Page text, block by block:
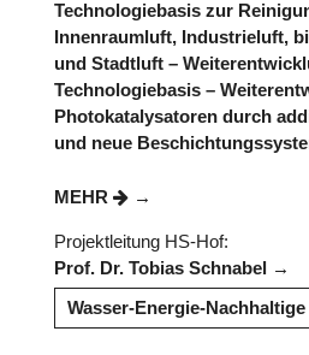
Technologiebasis zur
Innenraumluft, Industrieluft,
und Stadtluft –
Technologiebasis –
Photokatalysatoren durch
und neue
MEHR
Projektleitung HS-Hof:
Prof. Dr. Tobias Schnabel
Wasser-Energie-